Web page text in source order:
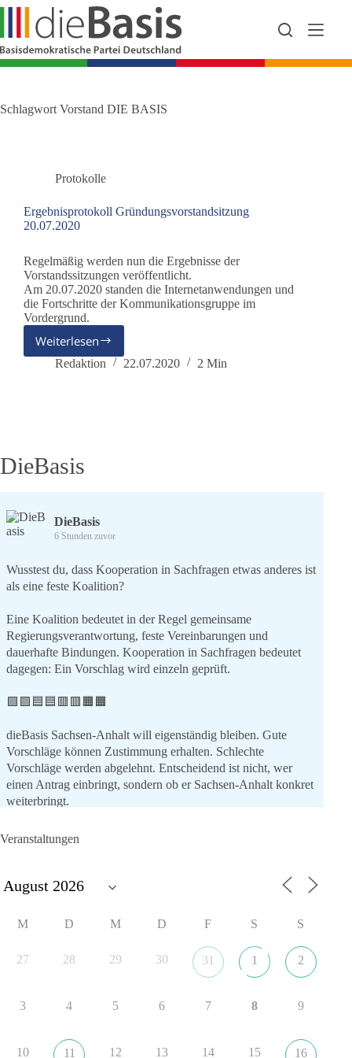
Zum
springen
Schlagwort Vorstand DIE BASIS
Protokolle
Ergebnisprotokoll Gründungsvorstandsitzung
20.07.2020
Regelmäßig werden nun die Ergebnisse der
Vorstandssitzungen veröffentlicht.
Am 20.07.2020 standen die Internetanwendungen und
die Fortschritte der Kommunikationsgruppe im
Vordergrund.
WeiterlesenErgebnisprotokoll
Gründungsvorstandsitzung
Redaktion 22.07.2020 2 Min
DieBasis
DieBasis
6 Stunden zuvor
Wusstest du, dass Kooperation in Sachfragen etwas anderes ist
als eine feste Koalition?
Eine Koalition bedeutet in der Regel gemeinsame
Regierungsverantwortung, feste Vereinbarungen und
dauerhafte Bindungen. Kooperation in Sachfragen bedeutet
dagegen: Ein Vorschlag wird einzeln geprüft.
🟩🟩🟦🟦🟥🟥🟧🟧
dieBasis Sachsen-Anhalt will eigenständig bleiben. Gute
Vorschläge können Zustimmung erhalten. Schlechte
Vorschläge werden abgelehnt. Entscheidend ist nicht, wer
einen Antrag einbringt, sondern ob er Sachsen-Anhalt konkret
weiterbringt.
Ablehnung. Keine politische Verschmelzung.
Entscheidungen? 👇
#dieBasis #SachsenAnhalt #Landtagswahl2026
#Kooperation
11 Stunden zuvor
Veranstaltungen
M D M D F S S
27 28 29 30 31 1 2
3 4 5 6 7 8 9
10 11 12 13 14 15 16